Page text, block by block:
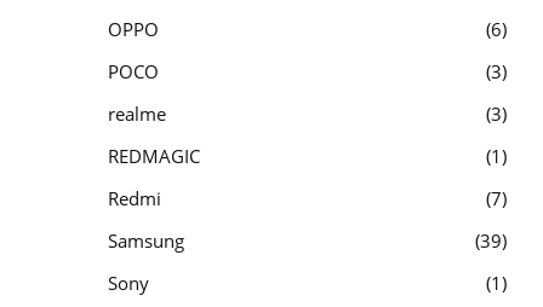
OPPO
6
POCO
3
realme
3
REDMAGIC
1
Redmi
7
Samsung
39
Sony
1